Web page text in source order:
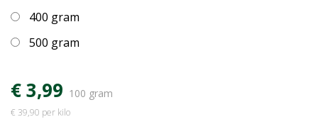
400 gram
500 gram
€ 3,99 100 gram
€ 39,90 per kilo